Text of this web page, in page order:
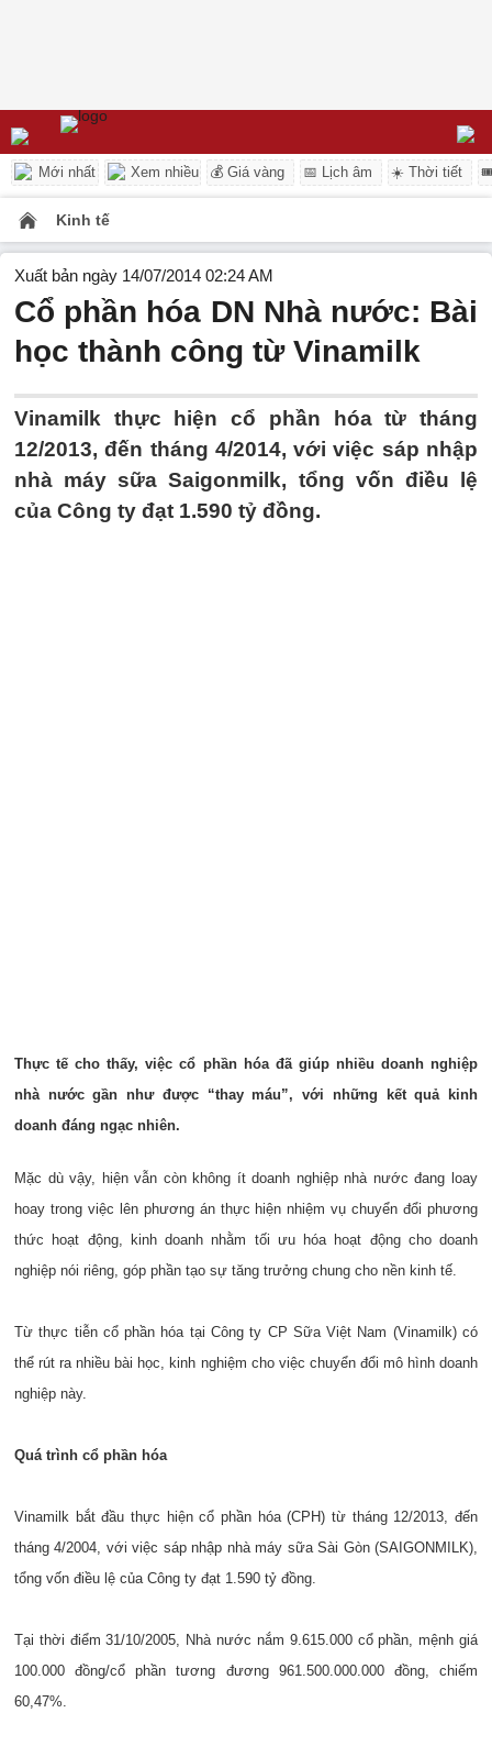
Mới nhất Xem nhiều 💰 Giá vàng 📅 Lịch âm ☀️ Thời tiết
Kinh tế
Xuất bản ngày 14/07/2014 02:24 AM
Cổ phần hóa DN Nhà nước: Bài
học thành công từ Vinamilk
Vinamilk thực hiện cổ phần hóa từ tháng
12/2013, đến tháng 4/2014, với việc sáp nhập
nhà máy sữa Saigonmilk, tổng vốn điều lệ
của Công ty đạt 1.590 tỷ đồng.
Thực tế cho thấy, việc cổ phần hóa đã giúp nhiều doanh nghiệp
nhà nước gần như được “thay máu”, với những kết quả kinh
doanh đáng ngạc nhiên.
Mặc dù vậy, hiện vẫn còn không ít doanh nghiệp nhà nước đang loay
hoay trong việc lên phương án thực hiện nhiệm vụ chuyển đổi phương
thức hoạt động, kinh doanh nhằm tối ưu hóa hoạt động cho doanh
nghiệp nói riêng, góp phần tạo sự tăng trưởng chung cho nền kinh tế.
Từ thực tiễn cổ phần hóa tại Công ty CP Sữa Việt Nam (Vinamilk) có
thể rút ra nhiều bài học, kinh nghiệm cho việc chuyển đổi mô hình doanh
nghiệp này.
Quá trình cổ phần hóa
Vinamilk bắt đầu thực hiện cổ phần hóa (CPH) từ tháng 12/2013, đến
tháng 4/2004, với việc sáp nhập nhà máy sữa Sài Gòn (SAIGONMILK),
tổng vốn điều lệ của Công ty đạt 1.590 tỷ đồng.
Tại thời điểm 31/10/2005, Nhà nước nắm 9.615.000 cổ phần, mệnh giá
100.000 đồng/cổ phần tương đương 961.500.000.000 đồng, chiếm
60,47%.